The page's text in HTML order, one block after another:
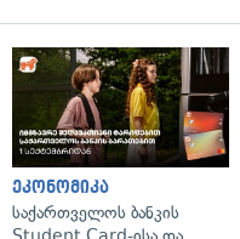
ეკონომიკა
საქართველოს ბანკის